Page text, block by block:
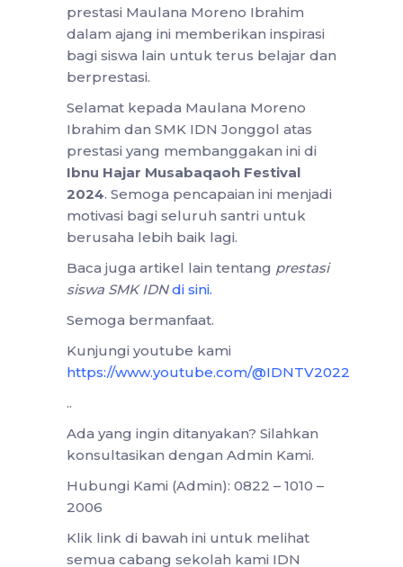
prestasi Maulana Moreno Ibrahim
dalam ajang ini memberikan inspirasi
bagi siswa lain untuk terus belajar dan
berprestasi.
Selamat kepada Maulana Moreno
Ibrahim dan SMK IDN Jonggol atas
prestasi yang membanggakan ini di
Ibnu Hajar Musabaqaoh Festival
2024. Semoga pencapaian ini menjadi
motivasi bagi seluruh santri untuk
berusaha lebih baik lagi.
Baca juga artikel lain tentang prestasi
siswa SMK IDN di sini.
Semoga bermanfaat.
Kunjungi youtube kami
https://www.youtube.com/@IDNTV2022
..
Ada yang ingin ditanyakan? Silahkan
konsultasikan dengan Admin Kami.
Hubungi Kami (Admin): 0822 – 1010 –
2006
Klik link di bawah ini untuk melihat
semua cabang sekolah kami IDN